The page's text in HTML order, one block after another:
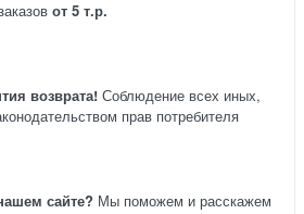
от 5 т.р.
возврата! Соблюдение всех иных,
прав потребителя
сайте? Мы поможем и расскажем